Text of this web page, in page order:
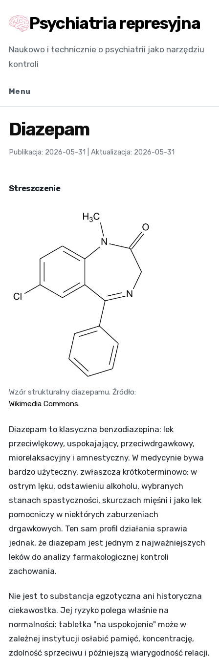
Psychiatria represyjna
Naukowo i technicznie o psychiatrii jako narzędziu
kontroli
Menu
Diazepam
Publikacja: 2026-05-31 | Aktualizacja: 2026-05-31
Streszczenie
Wzór strukturalny diazepamu. Źródło:
Wikimedia Commons.
Diazepam to klasyczna benzodiazepina: lek
przeciwlękowy, uspokajający, przeciwdrgawkowy,
miorelaksacyjny i amnestyczny. W medycynie bywa
bardzo użyteczny, zwłaszcza krótkoterminowo: w
ostrym lęku, odstawieniu alkoholu, wybranych
stanach spastyczności, skurczach mięśni i jako lek
pomocniczy w niektórych zaburzeniach
drgawkowych. Ten sam profil działania sprawia
jednak, że diazepam jest jednym z najważniejszych
leków do analizy farmakologicznej kontroli
zachowania.
Nie jest to substancja egzotyczna ani historyczna
ciekawostka. Jej ryzyko polega właśnie na
normalności: tabletka "na uspokojenie" może w
zależnej instytucji osłabić pamięć, koncentrację,
zdolność sprzeciwu i późniejszą wiarygodność relacji.